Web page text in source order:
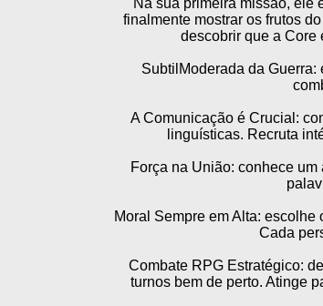
Na sua primeira missão, ele
finalmente mostrar os frutos
descobrir que a Core
SubtilModerada da
A Comunicação é Crucial:
linguísticas. Recruta
Força na União: conhece
Moral Sempre em Alta:
Cada
Combate RPG Estratégico:
turnos bem de perto. Atinge